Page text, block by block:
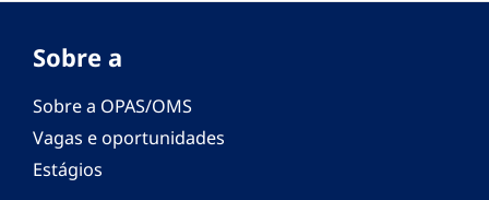
Sobre a
Sobre a OPAS/OMS
Vagas e oportunidades
Estágios